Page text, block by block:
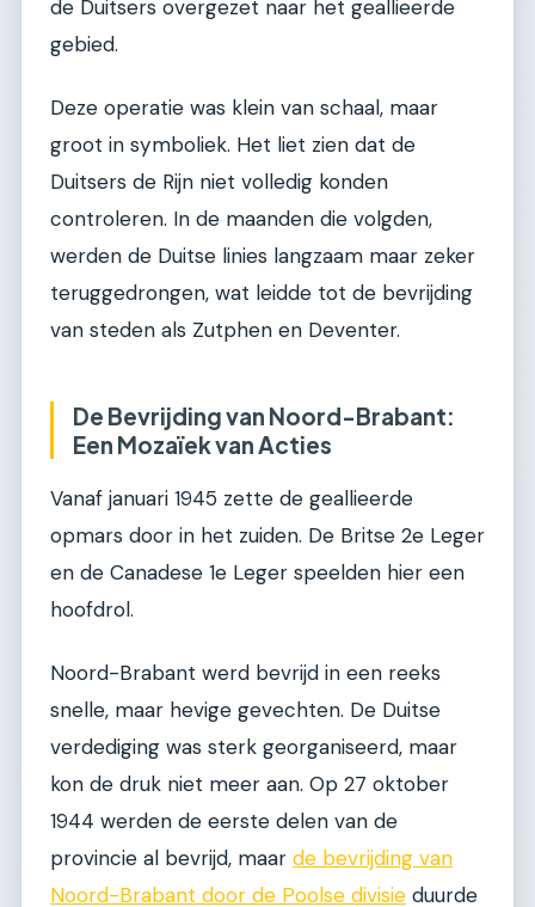
de Duitsers overgezet naar het geallieerde
gebied.
Deze operatie was klein van schaal, maar
groot in symboliek. Het liet zien dat de
Duitsers de Rijn niet volledig konden
controleren. In de maanden die volgden,
werden de Duitse linies langzaam maar zeker
teruggedrongen, wat leidde tot de bevrijding
van steden als Zutphen en Deventer.
De Bevrijding van Noord-Brabant:
Een Mozaïek van Acties
Vanaf januari 1945 zette de geallieerde
opmars door in het zuiden. De Britse 2e Leger
en de Canadese 1e Leger speelden hier een
hoofdrol.
Noord-Brabant werd bevrijd in een reeks
snelle, maar hevige gevechten. De Duitse
verdediging was sterk georganiseerd, maar
kon de druk niet meer aan. Op 27 oktober
1944 werden de eerste delen van de
provincie al bevrijd, maar de bevrijding van
Noord-Brabant door de Poolse divisie duurde